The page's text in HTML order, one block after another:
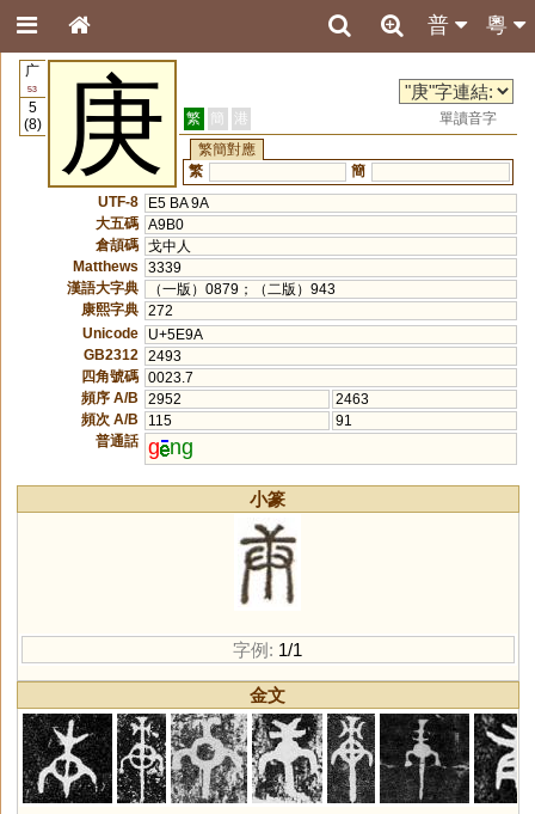
粵
普
广
53
5
(8)
庚 繁 簡 港
單讀音字
繁簡對應
繁
簡
UTF-8
E5 BA 9A
大五碼 A9B0
倉頡碼 戈中人
Matthews
3339
漢語大字典
（一版）0879；（二版）943
康熙字典 272
Unicode
U+5E9A
GB2312
2493
四角號碼 0023.7
頻序 A/B
2952
2463
頻次 A/B
115
91
普通話 g ng
小篆
字例: 1/1
金文